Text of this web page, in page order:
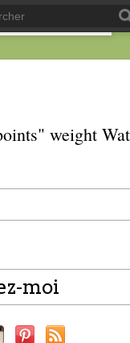
weight
moi